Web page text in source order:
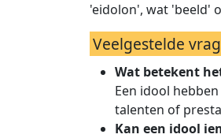
'eidolon', wat 'beeld'
Veelgestelde
Wat betekent
Een idool
talenten of
Kan een idool